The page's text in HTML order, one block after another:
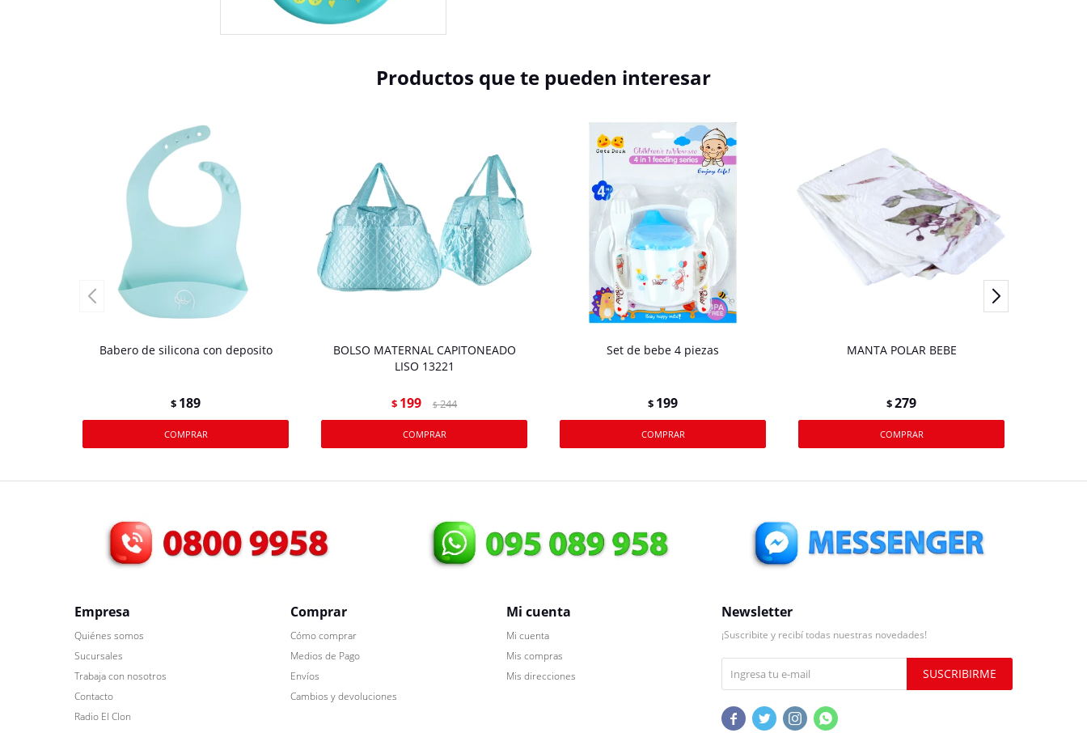
Productos que te pueden interesar
Babero de silicona con deposito
$ 189
BOLSO MATERNAL CAPITONEADO
LISO 13221
$ 199 $ 244
Set de bebe 4 piezas
$ 199
MANTA POLAR BEBE
$279
Empresa
Quiénes somos
Sucursales
Trabaja con nosotros
Contacto
Radio El Clon
Comprar
Cómo comprar
Medios de Pago
Envíos
Cambios y devoluciones
Mi cuenta
Mi cuenta
Mis compras
Mis direcciones
Newsletter
¡Suscribite y recibí todas nuestras novedades!
SUSCRIBIRME
   